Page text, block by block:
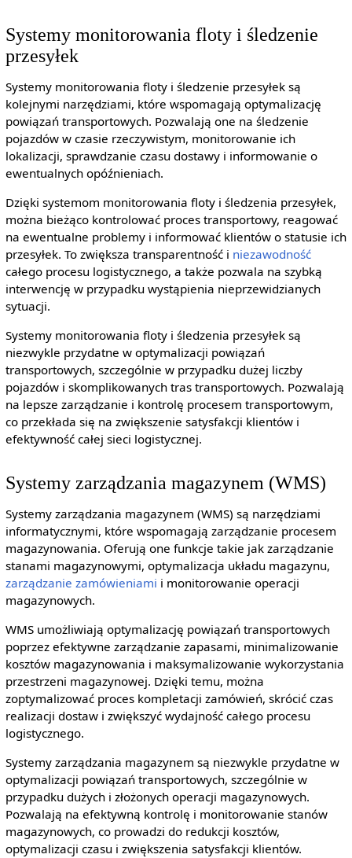
Systemy monitorowania floty i śledzenie
przesyłek
Systemy monitorowania floty i śledzenie przesyłek są
kolejnymi narzędziami, które wspomagają optymalizację
powiązań transportowych. Pozwalają one na śledzenie
pojazdów w czasie rzeczywistym, monitorowanie ich
lokalizacji, sprawdzanie czasu dostawy i informowanie o
ewentualnych opóźnieniach.
Dzięki systemom monitorowania floty i śledzenia przesyłek,
można bieżąco kontrolować proces transportowy, reagować
na ewentualne problemy i informować klientów o statusie ich
przesyłek. To zwiększa transparentność i niezawodność
całego procesu logistycznego, a także pozwala na szybką
interwencję w przypadku wystąpienia nieprzewidzianych
sytuacji.
Systemy monitorowania floty i śledzenia przesyłek są
niezwykle przydatne w optymalizacji powiązań
transportowych, szczególnie w przypadku dużej liczby
pojazdów i skomplikowanych tras transportowych. Pozwalają
na lepsze zarządzanie i kontrolę procesem transportowym,
co przekłada się na zwiększenie satysfakcji klientów i
efektywność całej sieci logistycznej.
Systemy zarządzania magazynem (WMS)
Systemy zarządzania magazynem (WMS) są narzędziami
informatycznymi, które wspomagają zarządzanie procesem
magazynowania. Oferują one funkcje takie jak zarządzanie
stanami magazynowymi, optymalizacja układu magazynu,
zarządzanie zamówieniami i monitorowanie operacji
magazynowych.
WMS umożliwiają optymalizację powiązań transportowych
poprzez efektywne zarządzanie zapasami, minimalizowanie
kosztów magazynowania i maksymalizowanie wykorzystania
przestrzeni magazynowej. Dzięki temu, można
zoptymalizować proces kompletacji zamówień, skrócić czas
realizacji dostaw i zwiększyć wydajność całego procesu
logistycznego.
Systemy zarządzania magazynem są niezwykle przydatne w
optymalizacji powiązań transportowych, szczególnie w
przypadku dużych i złożonych operacji magazynowych.
Pozwalają na efektywną kontrolę i monitorowanie stanów
magazynowych, co prowadzi do redukcji kosztów,
optymalizacji czasu i zwiększenia satysfakcji klientów.